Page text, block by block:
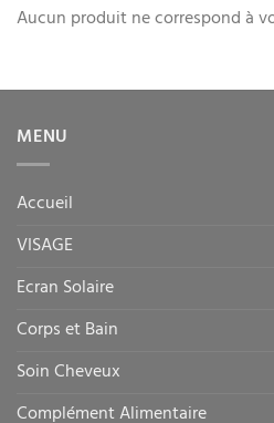
Aucun produit ne correspond à
MENU
Accueil
VISAGE
Ecran Solaire
Corps et Bain
Soin Cheveux
Complément Alimentaire